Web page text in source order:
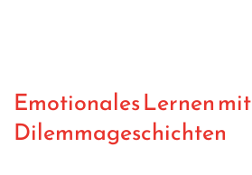
Emotionales Lernen mit
Dilemmageschichten